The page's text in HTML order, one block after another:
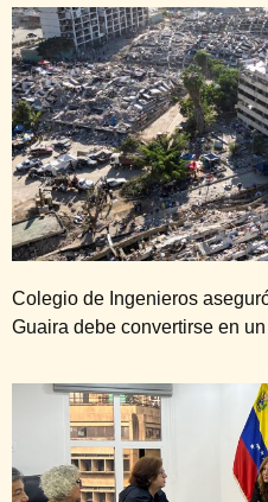
Colegio de Ingenieros
Guaira debe convertirse en